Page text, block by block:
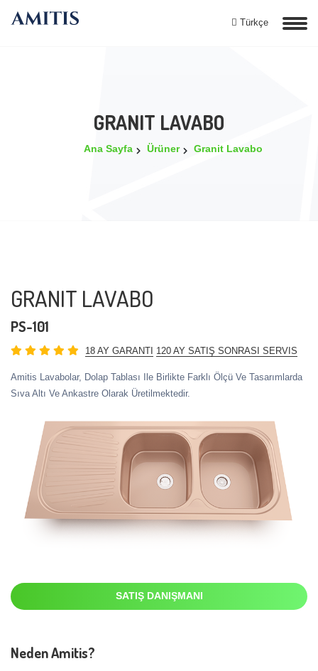
Türkçe
GRANIT LAVABO
Ana Sayfa Ürüner Granit Lavabo
GRANIT LAVABO
PS-101
18 AY GARANTI 120 AY SATIŞ SONRASI SERVIS
Amitis Lavabolar, Dolap Tablası Ile Birlikte Farklı Ölçü Ve Tasarımlarda
Sıva Altı Ve Ankastre Olarak Üretilmektedir.
SATIŞ DANIŞMANI
Neden Amitis?